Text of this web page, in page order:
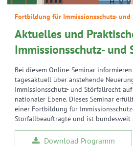
Fortbildung für Immissionsschutz-
Aktuelles und
Immissionsschutz-
Bei diesem Online-Seminar
tagesaktuell über anstehende
Immissionsschutz- und Störfallrecht
nationaler Ebene. Dieses Seminar
einer Fortbildung für
Störfallbeauftragte und ist bundesweit
Download Programm